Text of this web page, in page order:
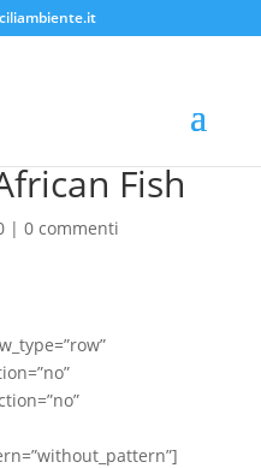
Fish
| 0 commenti